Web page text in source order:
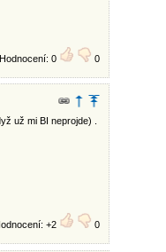
Hodnocení: 0 0
už mi BI neprojde) .
+2 0